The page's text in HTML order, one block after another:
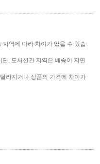
역에 따라 차이가 있을 수 있습
, 도서산간 지역은 배송이 지연
라지거나 상품의 가격에 차이가